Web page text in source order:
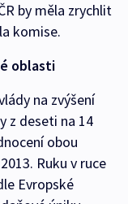
by měla zrychlit
komise.
oblasti
na zvýšení
z deseti na 14
obou
Ruku v ruce
Evropské